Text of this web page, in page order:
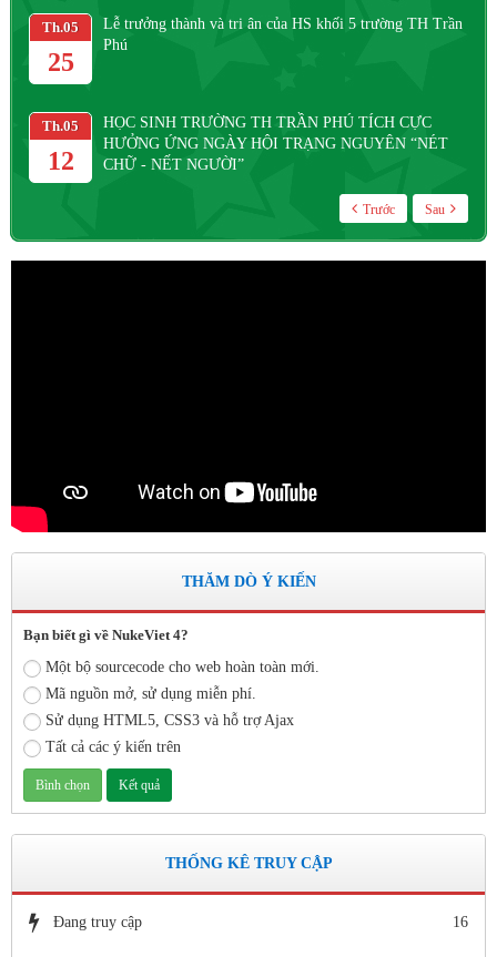
Th.05
25
Lễ trưởng thành và tri ân của HS khối 5 trường TH Trần
Phú
Th.05
12
HỌC SINH TRƯỜNG TH TRẦN PHÚ TÍCH CỰC
HƯỞNG ỨNG NGÀY HỘI TRẠNG NGUYÊN “NÉT
CHỮ - NẾT NGƯỜI”
Trước Sau
THĂM DÒ Ý KIẾN
Bạn biết gì về NukeViet 4?
Một bộ sourcecode cho web hoàn toàn mới.
Mã nguồn mở, sử dụng miễn phí.
Sử dụng HTML5, CSS3 và hỗ trợ Ajax
Tất cả các ý kiến trên
THỐNG KÊ TRUY CẬP
Đang truy cập 16